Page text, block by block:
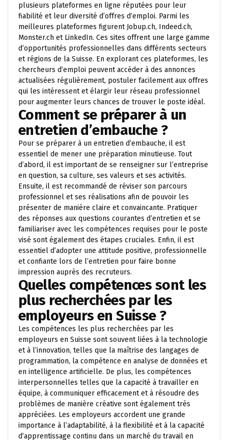
plusieurs plateformes en ligne réputées pour leur
fiabilité et leur diversité d’offres d’emploi. Parmi les
meilleures plateformes figurent Jobup.ch, Indeed.ch,
Monster.ch et LinkedIn. Ces sites offrent une large gamme
d’opportunités professionnelles dans différents secteurs
et régions de la Suisse. En explorant ces plateformes, les
chercheurs d’emploi peuvent accéder à des annonces
actualisées régulièrement, postuler facilement aux offres
qui les intéressent et élargir leur réseau professionnel
pour augmenter leurs chances de trouver le poste idéal.
Comment se préparer à un
entretien d’embauche ?
Pour se préparer à un entretien d’embauche, il est
essentiel de mener une préparation minutieuse. Tout
d’abord, il est important de se renseigner sur l’entreprise
en question, sa culture, ses valeurs et ses activités.
Ensuite, il est recommandé de réviser son parcours
professionnel et ses réalisations afin de pouvoir les
présenter de manière claire et convaincante. Pratiquer
des réponses aux questions courantes d’entretien et se
familiariser avec les compétences requises pour le poste
visé sont également des étapes cruciales. Enfin, il est
essentiel d’adopter une attitude positive, professionnelle
et confiante lors de l’entretien pour faire bonne
impression auprès des recruteurs.
Quelles compétences sont les
plus recherchées par les
employeurs en Suisse ?
Les compétences les plus recherchées par les
employeurs en Suisse sont souvent liées à la technologie
et à l’innovation, telles que la maîtrise des langages de
programmation, la compétence en analyse de données et
en intelligence artificielle. De plus, les compétences
interpersonnelles telles que la capacité à travailler en
équipe, à communiquer efficacement et à résoudre des
problèmes de manière créative sont également très
appréciées. Les employeurs accordent une grande
importance à l’adaptabilité, à la flexibilité et à la capacité
d’apprentissage continu dans un marché du travail en